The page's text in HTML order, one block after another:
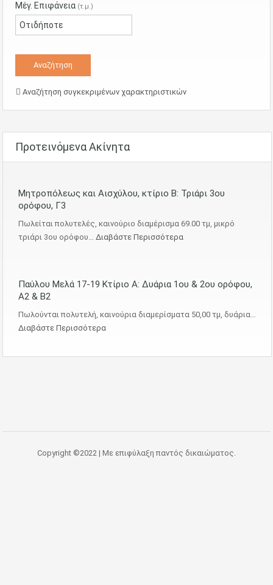
Μέγ. Επιφάνεια (τ.μ.)
Αναζήτηση συγκεκριμένων χαρακτηριστικών
Προτεινόμενα Ακίνητα
Μητροπόλεως και Αισχύλου, κτίριο Β: Τριάρι 3ου
ορόφου, Γ3
Πωλείται πολυτελές, καινούριο διαμέρισμα 69.00 τμ, μικρό
τριάρι 3ου ορόφου… Διαβάστε Περισσότερα
Παύλου Μελά 17-19 Κτίριο Α: Δυάρια 1ου & 2ου ορόφου,
Α2 & Β2
Πωλούνται πολυτελή, καινούρια διαμερίσματα 50,00 τμ, δυάρια…
Διαβάστε Περισσότερα
Copyright ©2022 | Με επιφύλαξη παντός δικαιώματος.